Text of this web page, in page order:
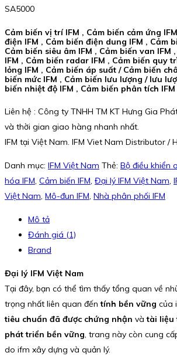
SA5000
Cảm biến vị trí IFM , Cảm biến cảm ứng
điện IFM , Cảm biến điện dung IFM , Cảm
Cảm biến siêu âm IFM , Cảm biến van IFM
IFM , Cảm biến radar IFM , Cảm biến quy
lỏng IFM , Cảm biến áp suất / Cảm biến
biến mức IFM , Cảm biến lưu lượng / lưu
biến nhiệt độ IFM , Cảm biến phân tích IFM
Liên hệ : Công ty TNHH TM KT Hưng Gia
và thời gian giao hàng nhanh nhất.
IFM tại Việt Nam. IFM Viet Nam Distributor /
Danh mục: IFM Việt Nam Thẻ: Bộ điều khiển
hóa IFM, Cảm biến IFM, Đại lý IFM Việt Nam,
Việt Nam, Mô-đun IFM, Nhà phân phối IFM
Mô tả
Đánh giá (1)
Brand
Đại lý IFM Việt Nam
Tại đây, bạn có thể tìm thấy tổng quan về
trọng nhất liên quan đếntính bền vững của
tiêu chuẩn đã được chứng nhận vàtài liệu
phát triển bền vững, trang này còn cung
do ifm xây dựng và quản lý.